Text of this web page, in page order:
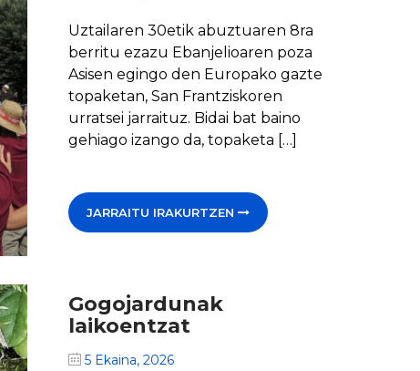
Uztailaren 30etik abuztuaren 8ra
berritu ezazu Ebanjelioaren poza
Asisen egingo den Europako gazte
topaketan, San Frantziskoren
urratsei jarraituz. Bidai bat baino
gehiago izango da, topaketa […]
JARRAITU IRAKURTZEN
Gogojardunak
laikoentzat
5 Ekaina, 2026